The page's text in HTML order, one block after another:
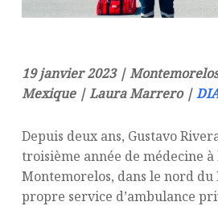
19 janvier 2023 |
Mexique | Laura Marrero |
Depuis deux ans, Gustavo
troisième année de médecine à
Montemorelos, dans le nord
propre service d’ambulance